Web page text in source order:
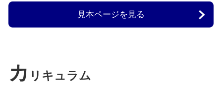
見本ページを見る
カ リキュラム